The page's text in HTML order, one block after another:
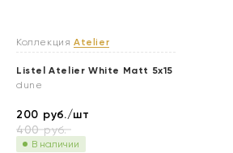
Коллекция Atelier
Listel Atelier White Matt 5x15
dune
200 руб./шт
400руб.
В наличии